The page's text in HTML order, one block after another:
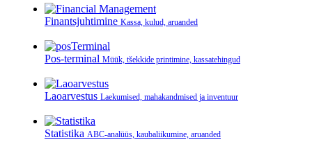
Finantsjuhtimine Kassa, kulud, aruanded
Pos-terminal Müük, tšekkide printimine, kassatehingud
Laoarvestus Laekumised, mahakandmised ja inventuur
Statistika ABC-analüüs, kaubaliikumine, aruanded